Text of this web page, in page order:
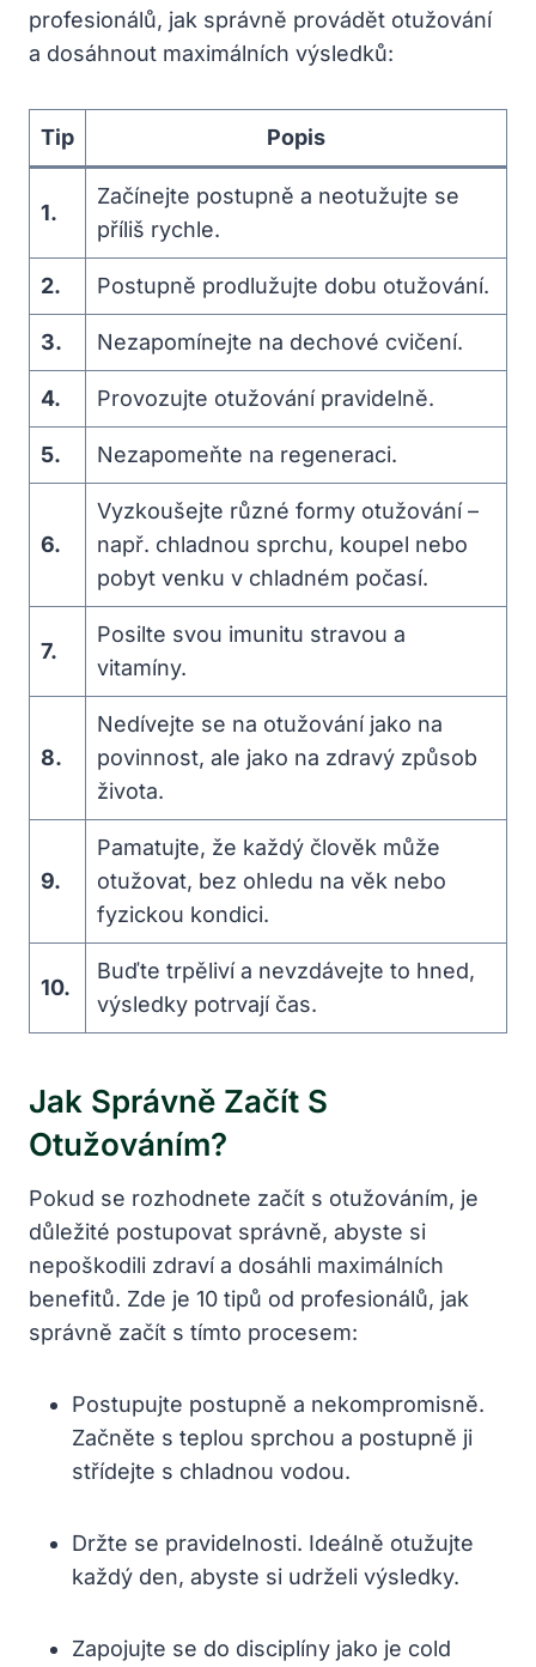
profesionálů, jak správně provádět otužování
a dosáhnout maximálních výsledků:
Tip Popis
1.
Začínejte postupně a neotužujte se
příliš rychle.
2. Postupně prodlužujte dobu otužování.
3. Nezapomínejte na dechové cvičení.
4. Provozujte otužování pravidelně.
5. Nezapomeňte na regeneraci.
6.
Vyzkoušejte různé formy otužování –
např. chladnou sprchu, koupel nebo
pobyt venku v chladném počasí.
7.
Posilte svou imunitu stravou a
vitamíny.
8.
Nedívejte se na otužování jako na
povinnost, ale jako na zdravý způsob
života.
9.
Pamatujte, že každý člověk může
otužovat, bez ohledu na věk nebo
fyzickou kondici.
10.
Buďte trpěliví a nevzdávejte to hned,
výsledky potrvají čas.
Jak Správně Začít S
Otužováním?
Pokud se rozhodnete začít s otužováním, je
důležité postupovat správně, abyste si
nepoškodili zdraví a dosáhli maximálních
benefitů. Zde je 10 tipů od profesionálů, jak
správně začít s tímto procesem:
Postupujte postupně a nekompromisně.
Začněte s teplou sprchou a postupně ji
střídejte s chladnou vodou.
Držte se pravidelnosti. Ideálně otužujte
každý den, abyste si udrželi výsledky.
Zapojujte se do disciplíny jako je cold